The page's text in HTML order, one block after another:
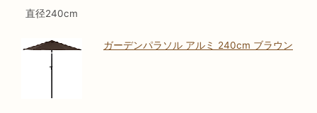
直径240cm
ガーデンパラソル アルミ 240cm ブラウン